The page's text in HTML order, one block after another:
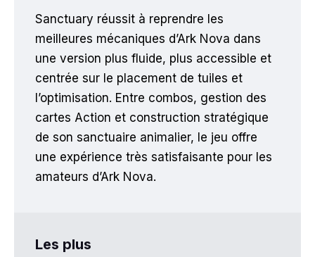
Sanctuary réussit à reprendre les
meilleures mécaniques d’Ark Nova dans
une version plus fluide, plus accessible et
centrée sur le placement de tuiles et
l’optimisation. Entre combos, gestion des
cartes Action et construction stratégique
de son sanctuaire animalier, le jeu offre
une expérience très satisfaisante pour les
amateurs d’Ark Nova.
Les plus